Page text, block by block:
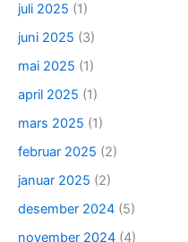
juli 2025 (1)
juni 2025 (3)
mai 2025 (1)
april 2025 (1)
mars 2025 (1)
februar 2025 (2)
januar 2025 (2)
desember 2024 (5)
november 2024 (4)